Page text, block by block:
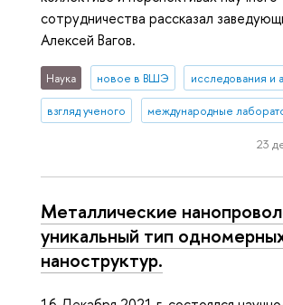
сотрудничества рассказал
Алексей Вагов.
Наука новое в ВШЭ исследования и
взгляд ученого международные
23
Металлические
уникальный тип
наноструктур.